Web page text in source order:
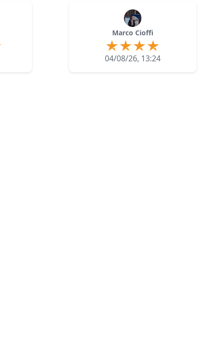
Marco Cioffi
04/08/26, 13:24